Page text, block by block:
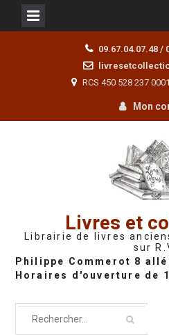
09.67.04.07.48 /
RCS 450 528 237
Mon
Livres et
Librairie de livres
sur